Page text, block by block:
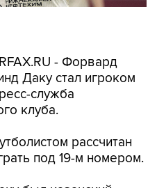
- Форвард
Даку стал игроком
служба
клуба.
рассчитан
под 19-м номером.